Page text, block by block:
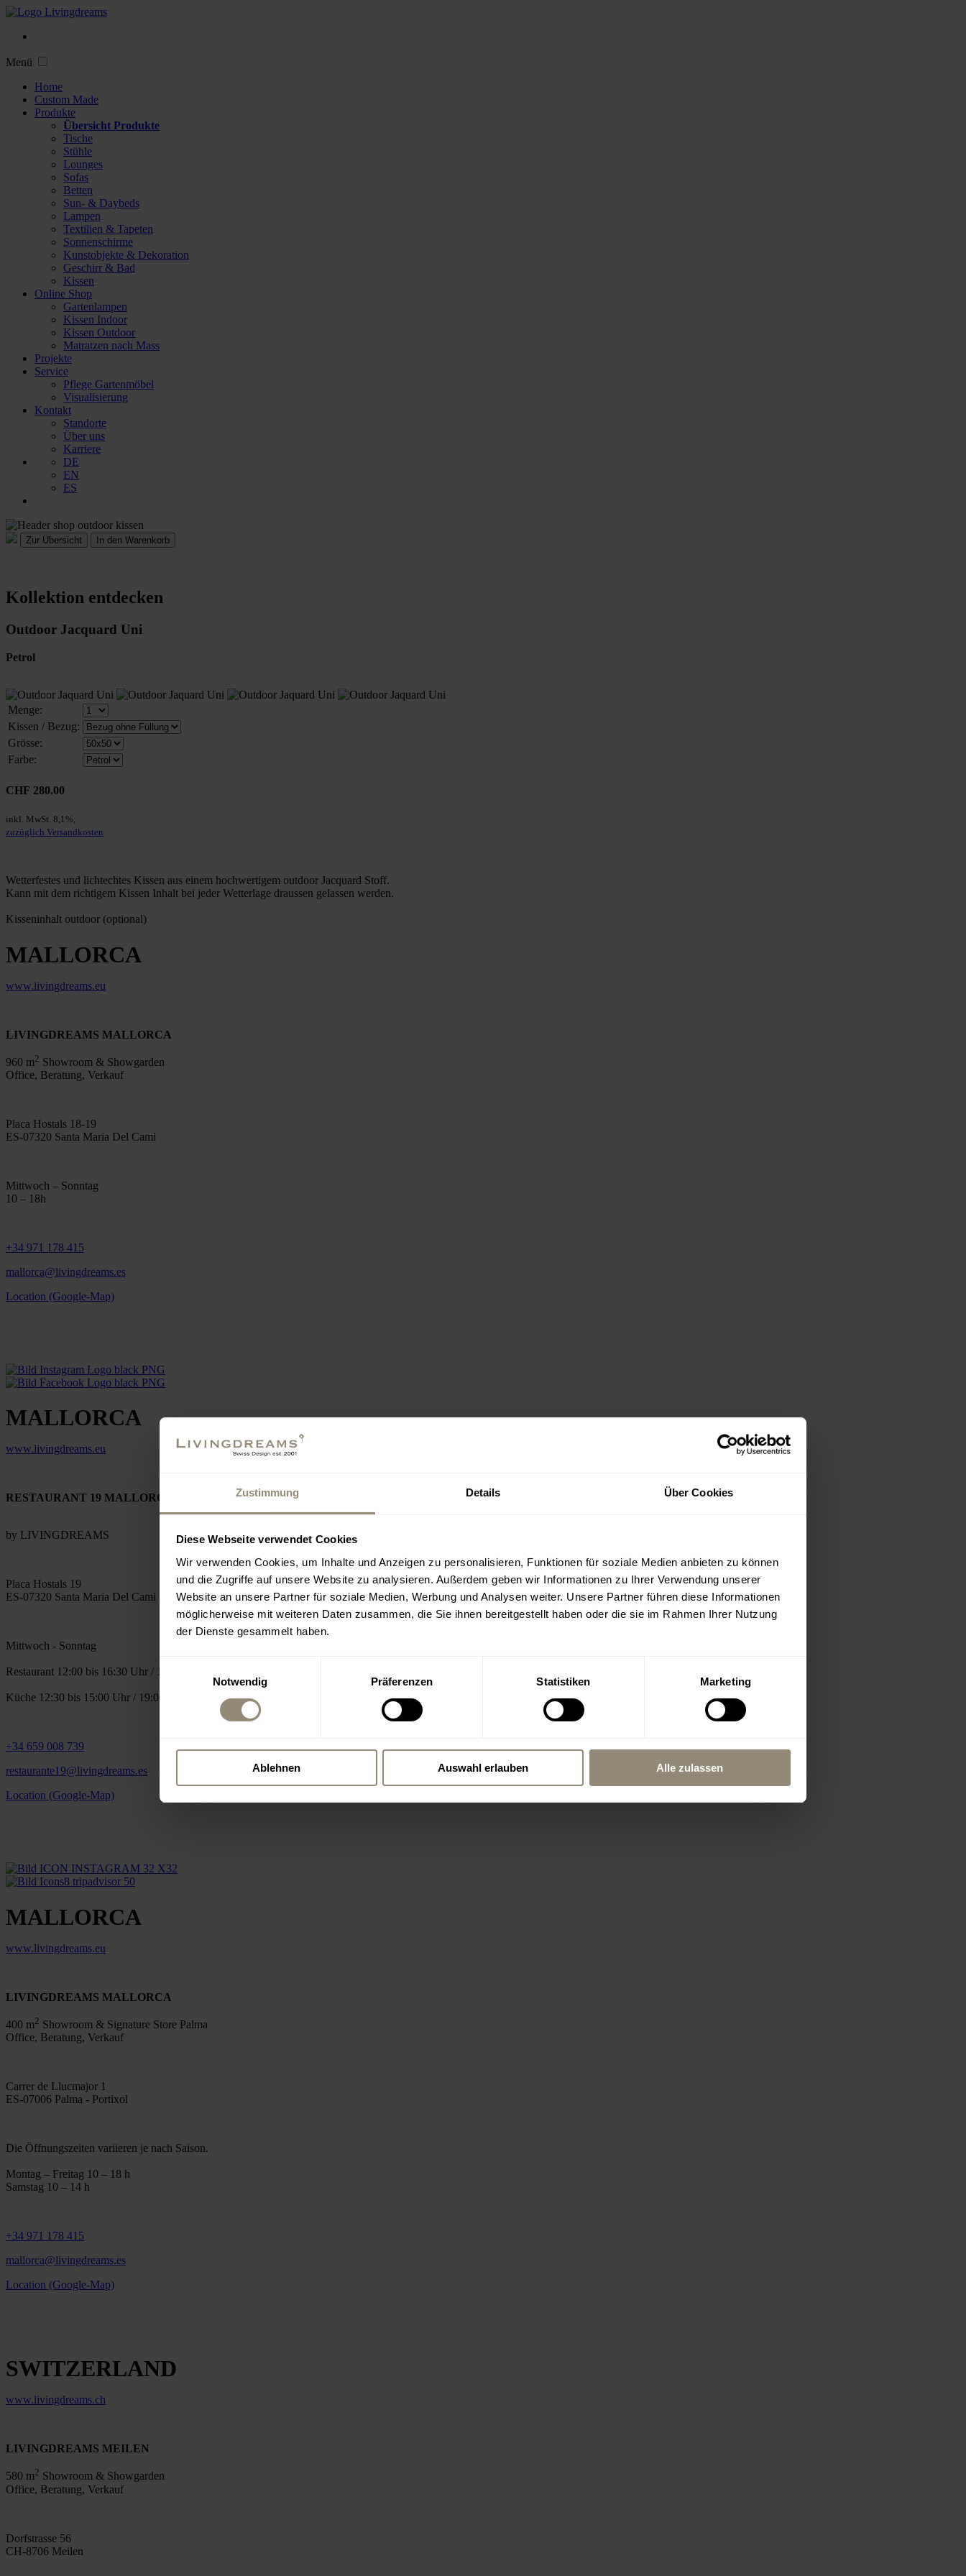
Zustimmung Details Über Cookies
Diese Webseite verwendet Cookies
Wir verwenden Cookies, um Inhalte und Anzeigen zu personalisieren, Funktionen für soziale Medien anbieten zu können
und die Zugriffe auf unsere Website zu analysieren. Außerdem geben wir Informationen zu Ihrer Verwendung unserer
Website an unsere Partner für soziale Medien, Werbung und Analysen weiter. Unsere Partner führen diese Informationen
möglicherweise mit weiteren Daten zusammen, die Sie ihnen bereitgestellt haben oder die sie im Rahmen Ihrer Nutzung
der Dienste gesammelt haben.
Notwendig
Präferenzen Statistiken Marketing
Ablehnen Auswahl erlauben Alle zulassen
Menü
Home
Custom Made
Produkte
Übersicht Produkte
Tische
Stühle
Lounges
Sofas
Betten
Sun- & Daybeds
Lampen
Textilien & Tapeten
Sonnenschirme
Kunstobjekte & Dekoration
Geschirr & Bad
Kissen
Online Shop
Gartenlampen
Kissen Indoor
Kissen Outdoor
Matratzen nach Mass
Projekte
Service
Pflege Gartenmöbel
Visualisierung
Kontakt
Standorte
Über uns
Karriere
DE
EN
ES
In den Warenkorb
Kollektion entdecken
Outdoor Jacquard Uni
Petrol
Menge:
Kissen / Bezug:
Grösse:
Farbe:
CHF 280.00
inkl. MwSt. 8,1%,
zuzüglich Versandkosten
Wetterfestes und lichtechtes Kissen aus einem hochwertigem outdoor Jacquard Stoff.
Kann mit dem richtigem Kissen Inhalt bei jeder Wetterlage draussen gelassen werden.
Kisseninhalt outdoor (optional)
MALLORCA
www.livingdreams.eu
LIVINGDREAMS MALLORCA
960 m2 Showroom & Showgarden
Office, Beratung, Verkauf
Placa Hostals 18-19
ES-07320 Santa Maria Del Cami
Mittwoch – Sonntag
10 – 18h
+34 971 178 415
mallorca@livingdreams.es
Location (Google-Map)
MALLORCA
www.livingdreams.eu
RESTAURANT 19 MALLORCA
by LIVINGDREAMS
Placa Hostals 19
ES-07320 Santa Maria Del Cami
Mittwoch - Sonntag
Restaurant 12:00 bis 16:30 Uhr / 18:30 bis 24:00 Uhr
Küche 12:30 bis 15:00 Uhr / 19:00 bis 22:30 Uhr
+34 659 008 739
restaurante19@livingdreams.es
Location (Google-Map)
MALLORCA
www.livingdreams.eu
LIVINGDREAMS MALLORCA
400 m2 Showroom & Signature Store Palma
Office, Beratung, Verkauf
Carrer de Llucmajor 1
ES-07006 Palma - Portixol
Die Öffnungszeiten variieren je nach Saison.
Montag – Freitag 10 – 18 h
Samstag 10 – 14 h
+34 971 178 415
mallorca@livingdreams.es
Location (Google-Map)
SWITZERLAND
www.livingdreams.ch
LIVINGDREAMS MEILEN
580 m2 Showroom & Showgarden
Office, Beratung, Verkauf
Dorfstrasse 56
CH-8706 Meilen